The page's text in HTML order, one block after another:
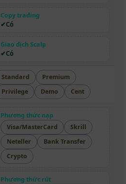
Copy trading
Có
Giao dịch Scalp
Có
Standard
Premium
Privilege
Demo Cent
Phương thức nạp
Visa/MasterCard
Skrill
Neteller
Bank Transfer
Crypto
Phương thức rút